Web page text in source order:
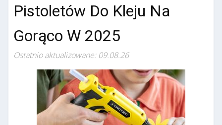
Pistoletów Do Kleju Na
Gorąco W 2025
Ostatnio aktualizowane: 09.08.26